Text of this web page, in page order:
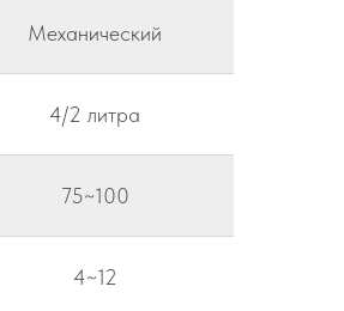
Механический
4/2 литра
75~100
4~12